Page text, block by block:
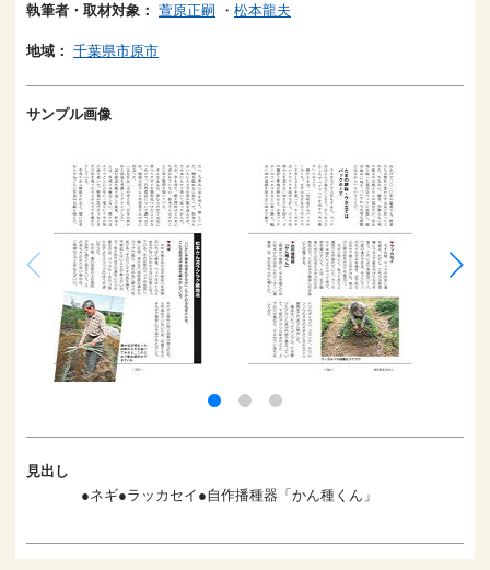
執筆者・取材対象： 萱原正嗣 ・ 松本龍夫
地域： 千葉県市原市
サンプル画像
見出し
●ネギ●ラッカセイ●自作播種器「かん種くん」